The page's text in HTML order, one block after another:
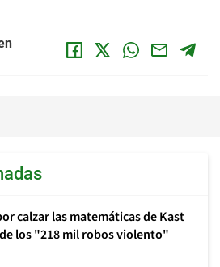
calzar las matemáticas de Kast
los "218 mil robos violento"